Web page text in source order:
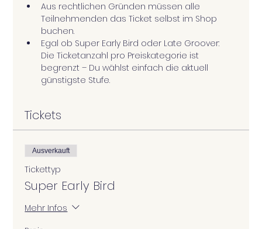
Aus rechtlichen Gründen müssen alle
Teilnehmenden das Ticket selbst im Shop
buchen.
Egal ob Super Early Bird oder Late Groover:
Die Ticketanzahl pro Preiskategorie ist
begrenzt – Du wählst einfach die aktuell
günstigste Stufe.
Tickets
Ausverkauft
Tickettyp
Super Early Bird
Mehr Infos